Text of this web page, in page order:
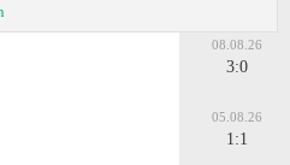
08.08.26
3:0
05.08.26
1:1